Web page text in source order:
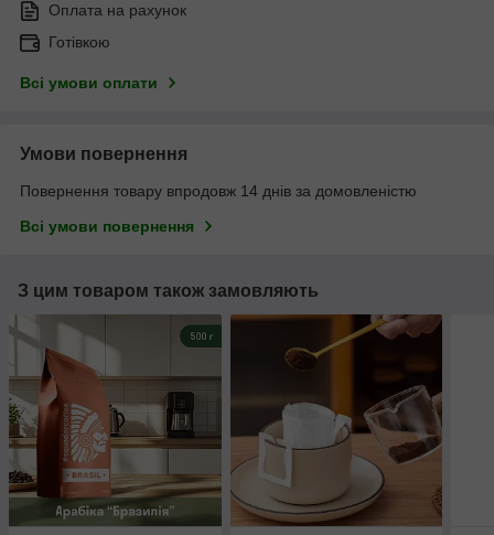
Оплата на рахунок
Готівкою
Всі умови оплати
Умови повернення
Повернення товару впродовж 14 днів за домовленістю
Всі умови повернення
З цим товаром також замовляють